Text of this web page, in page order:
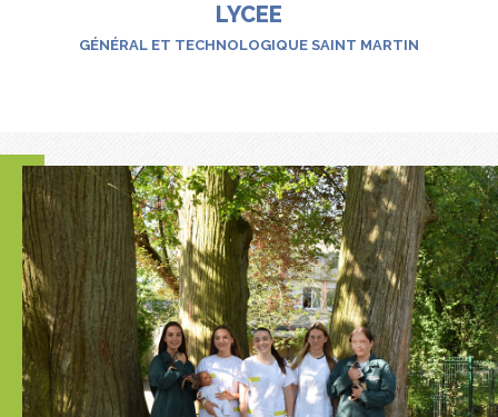
LYCEE
GÉNÉRAL ET TECHNOLOGIQUE SAINT MARTIN